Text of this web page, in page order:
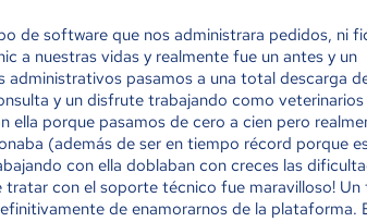
de software que nos administrara pedidos, ni
a nuestras vidas y realmente fue un antes y un
pasamos a una total descarga
y un disfrute trabajando como veterinarios
porque pasamos de cero a cien pero
(además de ser en tiempo récord porque
con ella doblaban con creces las
tratar con el soporte técnico fue maravilloso!
de enamorarnos de la plataforma.